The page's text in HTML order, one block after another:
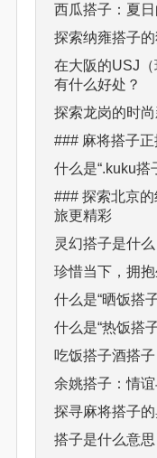
西瓜搭子：夏
探索纳雍搭子
在大阪的USJ
有什么好处？
探索龙岗的时
### 麻将搭子
什么是“.kuku搭
### 探索北京
旅更精彩
灵幻搭子是什么
珍惜当下，拥
什么是“晒饭搭
什么是“热饭搭
吃饭搭子酒搭
余姚搭子：情
探寻麻将搭子
搭子是什么意思